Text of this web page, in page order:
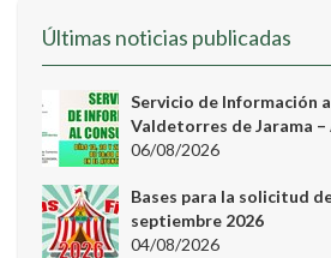
Últimas noticias publicadas
Servicio de Información
Valdetorres de Jarama
06/08/2026
Bases para la solicitud
septiembre 2026
04/08/2026